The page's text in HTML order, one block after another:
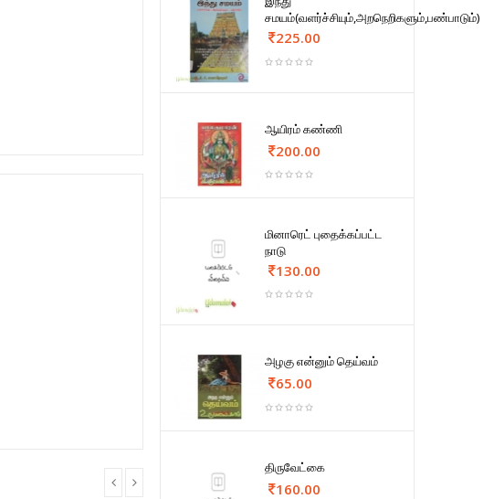
சமயம்(வளர்ச்சியும்,அறநெறிகளும்,பண்பாடும்)
225.00
ஆயிரம் கண்ணி
200.00
மினாரெட் புதைக்கப்பட்ட
நாடு
130.00
அழகு என்னும் தெய்வம்
65.00
திருவேட்கை
160.00